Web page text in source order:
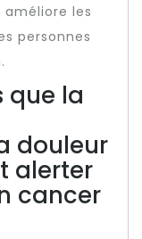
les
personnes
que la
douleur
alerter
cancer